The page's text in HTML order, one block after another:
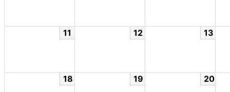
11 12 13
18 19 20